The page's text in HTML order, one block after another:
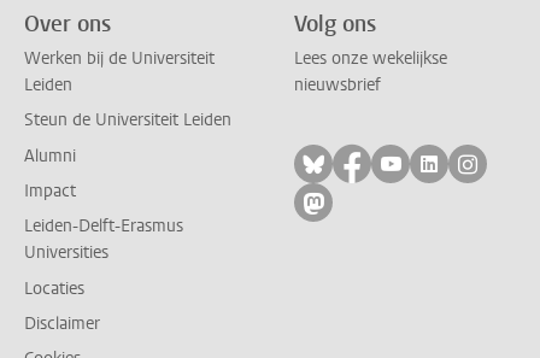
Over ons
Werken bij de Universiteit
Leiden
Steun de Universiteit Leiden
Alumni
Impact
Leiden-Delft-Erasmus
Universities
Locaties
Disclaimer
Volg ons
Lees onze wekelijkse
nieuwsbrief
Volg ons op bluesky
Volg ons op
Volg ons op
Volg ons
Volg
Volg ons op mastodon